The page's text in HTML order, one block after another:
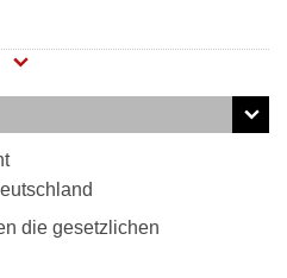
Schultergurt
die gesetzlichen